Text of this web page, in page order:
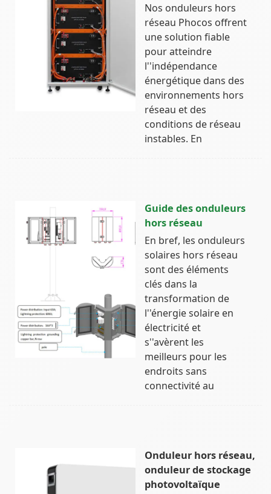
Nos onduleurs hors
réseau Phocos offrent
une solution fiable
pour atteindre
l''indépendance
énergétique dans des
environnements hors
réseau et des
conditions de réseau
instables. En
Guide des onduleurs
hors réseau
En bref, les onduleurs
solaires hors réseau
sont des éléments
clés dans la
transformation de
l''énergie solaire en
électricité et
s''avèrent les
meilleurs pour les
endroits sans
connectivité au
Onduleur hors réseau,
onduleur de stockage
photovoltaïque